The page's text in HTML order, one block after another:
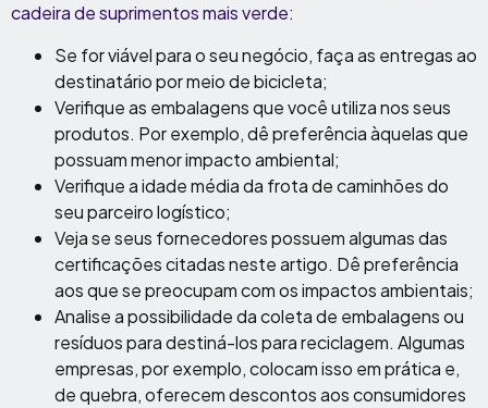
cadeira de suprimentos mais verde:
Se for viável para o seu negócio, faça as entregas ao
destinatário por meio de bicicleta;
Verifique as embalagens que você utiliza nos seus
produtos. Por exemplo, dê preferência àquelas que
possuam menor impacto ambiental;
Verifique a idade média da frota de caminhões do
seu parceiro logístico;
Veja se seus fornecedores possuem algumas das
certificações citadas neste artigo. Dê preferência
aos que se preocupam com os impactos ambientais;
Analise a possibilidade da coleta de embalagens ou
resíduos para destiná-los para reciclagem. Algumas
empresas, por exemplo, colocam isso em prática e,
de quebra, oferecem descontos aos consumidores